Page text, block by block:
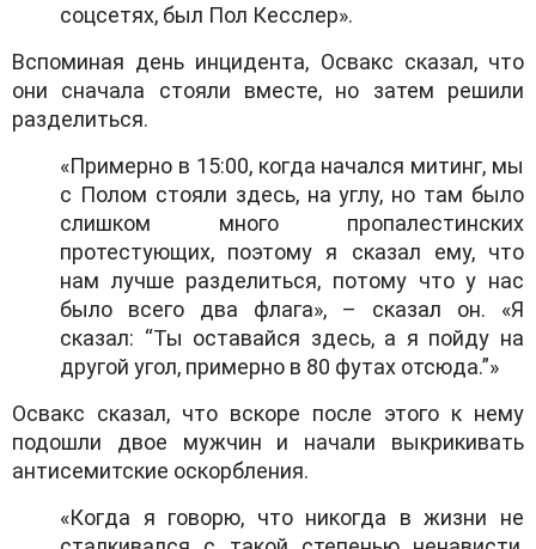
соцсетях, был Пол Кесслер».
Вспоминая день инцидента, Освакс сказал, что
они сначала стояли вместе, но затем решили
разделиться.
«Примерно в 15:00, когда начался митинг, мы
с Полом стояли здесь, на углу, но там было
слишком много пропалестинских
протестующих, поэтому я сказал ему, что
нам лучше разделиться, потому что у нас
было всего два флага», – сказал он. «Я
сказал: “Ты оставайся здесь, а я пойду на
другой угол, примерно в 80 футах отсюда.”»
Освакс сказал, что вскоре после этого к нему
подошли двое мужчин и начали выкрикивать
антисемитские оскорбления.
«Когда я говорю, что никогда в жизни не